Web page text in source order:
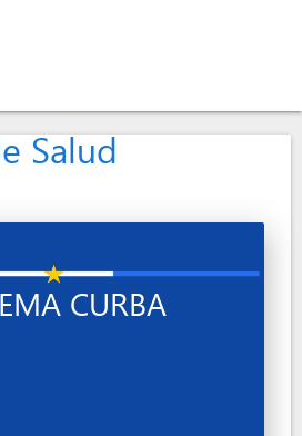
Salud
CURBA